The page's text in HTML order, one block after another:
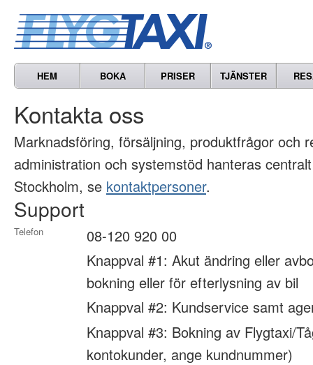
HEM BOKA PRISER TJÄNSTER
Kontakta oss
Marknads­föring, försäljning, produkt­frågor och
administration och systemstöd hanteras
Stockholm, se kontaktpersoner.
Support
Telefon
08-120 920 00
Knappval #1: Akut ändring eller
bokning eller för efterlysning av bil
Knappval #2: Kundservice samt
Knappval #3: Bokning av Flygtaxi/
kontokunder, ange kundnummer)